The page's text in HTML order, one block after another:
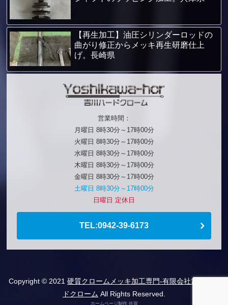
【再生加工】油圧シリンダーロッドの
曲がり修正からメッキ再生研磨仕上
げ。長崎県
営業時間：
月曜日 8時30分～17時00分
火曜日 8時30分～17時00分
水曜日 8時30分～17時00分
木曜日 8時30分～17時00分
金曜日 8時30分～17時00分
土曜日 8時30分～17時00分
日曜日 定休日
TEL:0942-39-6173
Copyright © 2021 硬質クロームメッキ加工専門-有限会社吉川ハー
ドクローム All Rights Reserved.
ホームページ制作 佐賀